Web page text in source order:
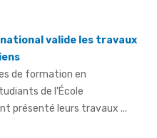
valide les travaux
de formation en
de l'École
présenté leurs travaux ...
- Yopougon